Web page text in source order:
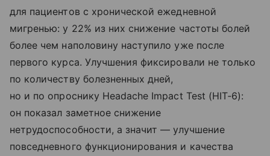
для пациентов с хронической ежедневной
мигренью: у 22% из них снижение частоты болей
более чем наполовину наступило уже после
первого курса. Улучшения фиксировали не только
по количеству болезненных дней,
но и по опроснику Headache Impact Test (HIT‑6):
он показал заметное снижение
нетрудоспособности, а значит — улучшение
повседневного функционирования и качества